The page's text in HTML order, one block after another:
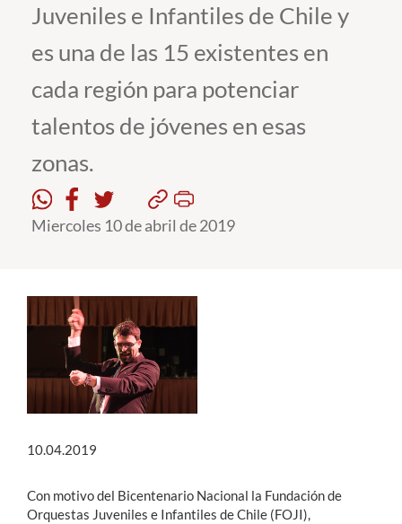
Postgrado
Formación Continua
Académicos
Funcionarios
Alumni
Juveniles e Infantiles de Chile y
es una de las 15 existentes en
cada región para potenciar
talentos de jóvenes en esas
zonas.
Miercoles 10 de abril de 2019
10.04.2019
Con motivo del Bicentenario Nacional la Fundación de
Orquestas Juveniles e Infantiles de Chile (FOJI),